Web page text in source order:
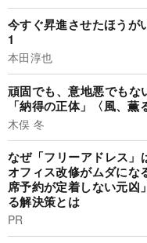
今すぐ昇進させたほうが
1
本田淳也
頑固でも、意地悪でもな
「納得の正体」〈風、薫
木俣 冬
なぜ「フリーアドレス」
オフィス改修がムダにな
席予約が定着しない元凶
る解決策とは
PR